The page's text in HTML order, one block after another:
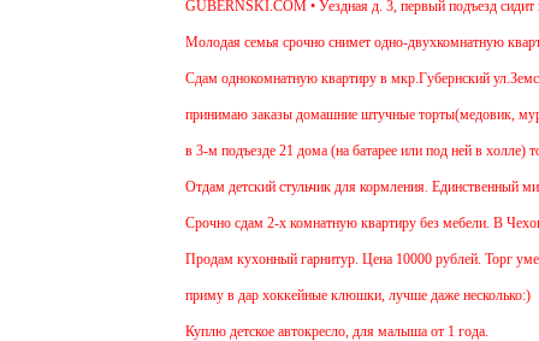
GUBERNSKI.COM • Уездная д. 3, первый подъезд
Молодая семья срочно снимет одно-двухкомнатную
Cдам однокомнатную квартиру в мкр.Губернский
принимаю заказы домашние штучные торты(медовик,
в 3-м подъезде 21 дома (на батарее или под ней в холле)
Отдам детский стульчик для кормления. Единственный
Срочно сдам 2-х комнатную квартиру без мебели. В
Продам кухонный гарнитур. Цена 10000 рублей. Торг
приму в дар хоккейные клюшки, лучше даже несколько:)
Куплю детское автокресло, для малыша от 1 года.